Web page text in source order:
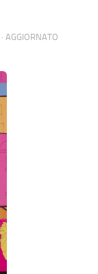
· AGGIORNATO